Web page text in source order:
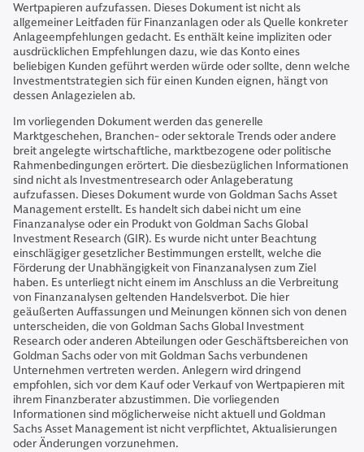
Wertpapieren aufzufassen. Dieses Dokument ist nicht als
allgemeiner Leitfaden für Finanzanlagen oder als Quelle konkreter
Anlageempfehlungen gedacht. Es enthält keine impliziten oder
ausdrücklichen Empfehlungen dazu, wie das Konto eines
beliebigen Kunden geführt werden würde oder sollte, denn welche
Investmentstrategien sich für einen Kunden eignen, hängt von
dessen Anlagezielen ab.
Im vorliegenden Dokument werden das generelle
Marktgeschehen, Branchen- oder sektorale Trends oder andere
breit angelegte wirtschaftliche, marktbezogene oder politische
Rahmenbedingungen erörtert. Die diesbezüglichen Informationen
sind nicht als Investmentresearch oder Anlageberatung
aufzufassen. Dieses Dokument wurde von Goldman Sachs Asset
Management erstellt. Es handelt sich dabei nicht um eine
Finanzanalyse oder ein Produkt von Goldman Sachs Global
Investment Research (GIR). Es wurde nicht unter Beachtung
einschlägiger gesetzlicher Bestimmungen erstellt, welche die
Förderung der Unabhängigkeit von Finanzanalysen zum Ziel
haben. Es unterliegt nicht einem im Anschluss an die Verbreitung
von Finanzanalysen geltenden Handelsverbot. Die hier
geäußerten Auffassungen und Meinungen können sich von denen
unterscheiden, die von Goldman Sachs Global Investment
Research oder anderen Abteilungen oder Geschäftsbereichen von
Goldman Sachs oder von mit Goldman Sachs verbundenen
Unternehmen vertreten werden. Anlegern wird dringend
empfohlen, sich vor dem Kauf oder Verkauf von Wertpapieren mit
ihrem Finanzberater abzustimmen. Die vorliegenden
Informationen sind möglicherweise nicht aktuell und Goldman
Sachs Asset Management ist nicht verpflichtet, Aktualisierungen
oder Änderungen vorzunehmen.